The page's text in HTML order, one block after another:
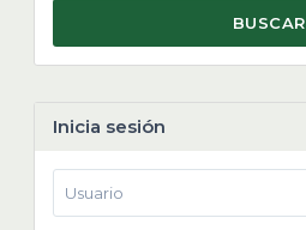
BUSCAR
Inicia sesión